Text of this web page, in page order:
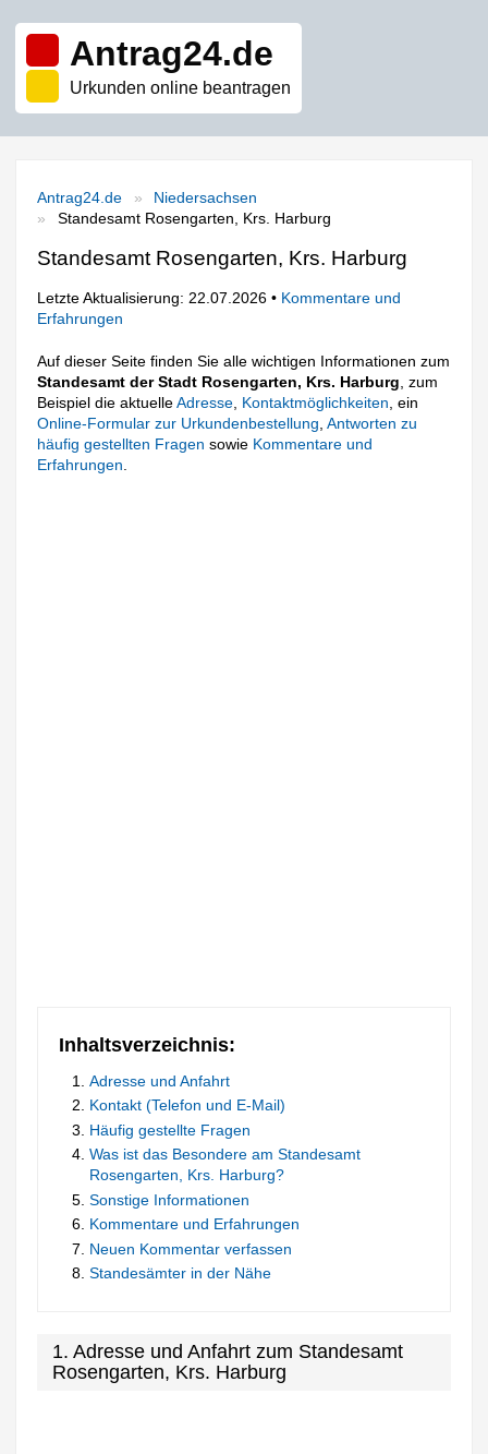
Antrag24.de
Urkunden online beantragen
Antrag24.de
Niedersachsen
Standesamt Rosengarten, Krs. Harburg
Standesamt Rosengarten, Krs. Harburg
Letzte Aktualisierung: 22.07.2026 • Kommentare und
Erfahrungen
Auf dieser Seite finden Sie alle wichtigen Informationen zum
Standesamt der Stadt Rosengarten, Krs. Harburg , zum
Beispiel die aktuelleAdresse Kontaktmöglichkeiten , ein
Online-Formular zur Urkundenbestellung ,Antworten zu
häufig gestellten Fragen sowie Kommentare und
Erfahrungen
Inhaltsverzeichnis:
Adresse und Anfahrt
Kontakt (Telefon und E-Mail)
Häufig gestellte Fragen
Was ist das Besondere am Standesamt
Rosengarten, Krs. Harburg?
Sonstige Informationen
Kommentare und Erfahrungen
Neuen Kommentar verfassen
Standesämter in der Nähe
1. Adresse und Anfahrt zum Standesamt
Rosengarten, Krs. Harburg